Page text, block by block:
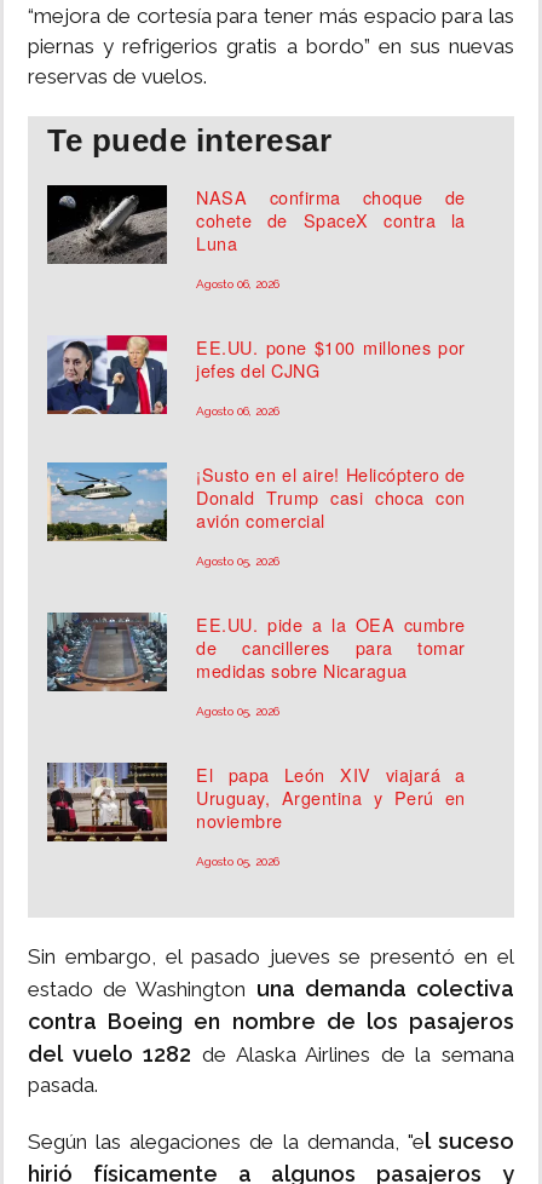
“mejora de cortesía para tener más espacio para las
piernas y refrigerios gratis a bordo” en sus nuevas
reservas de vuelos.
Te puede interesar
NASA confirma choque de
cohete de SpaceX contra la
Luna
Agosto 06, 2026
EE.UU. pone $100 millones por
jefes del CJNG
Agosto 06, 2026
¡Susto en el aire! Helicóptero de
Donald Trump casi choca con
avión comercial
Agosto 05, 2026
EE.UU. pide a la OEA cumbre
de cancilleres para tomar
medidas sobre Nicaragua
Agosto 05, 2026
El papa León XIV viajará a
Uruguay, Argentina y Perú en
noviembre
Agosto 05, 2026
Sin embargo, el pasado jueves se presentó en el
estado de Washington una demanda colectiva
contra Boeing en nombre de los pasajeros
del vuelo 1282 de Alaska Airlines de la semana
pasada.
Según las alegaciones de la demanda, "el suceso
hirió físicamente a algunos pasajeros y